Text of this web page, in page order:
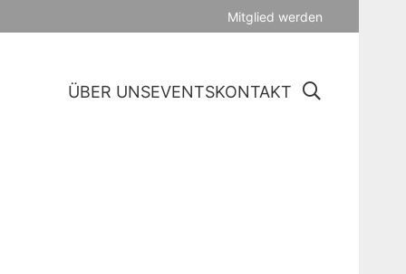
Mitglied werden
ÜBER UNSEVENTSKONTAKT